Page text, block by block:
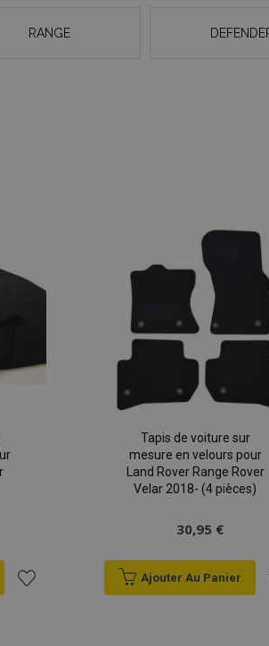
RANGE
Tapis de voiture sur
mesure en velours pour
Land Rover Range Rover
Velar 2018- (4 pièces)
30,95 €
Ajouter Au Panier